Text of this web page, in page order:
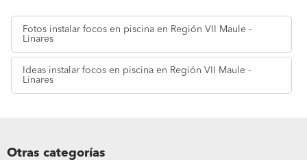
Fotos instalar focos en piscina en Región VII Maule -
Linares
Ideas instalar focos en piscina en Región VII Maule -
Linares
Otras categorías